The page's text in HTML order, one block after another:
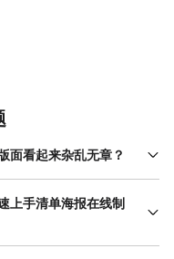
面看起来杂乱无章？
对齐混乱。在进行清单海
：主标题、分类标题、
体大小或粗细来区分。其
上手清单海报在线制
从模板开始，而非凭空创